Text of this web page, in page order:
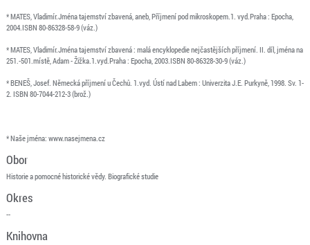
* MATES, Vladimír.Jména tajemství zbavená, aneb, Příjmení pod mikroskopem.1. vyd.Praha : Epocha,
2004.ISBN 80-86328-58-9 (váz.)
* MATES, Vladimír.Jména tajemství zbavená : malá encyklopedie nejčastějších příjmení. II. díl, jména na
251.-501.místě, Adam - Žižka.1.vyd.Praha : Epocha, 2003.ISBN 80-86328-30-9 (váz.)
* BENEŠ, Josef. Německá příjmení u Čechů. 1.vyd. Ústí nad Labem : Univerzita J.E. Purkyně, 1998. Sv. 1-
2. ISBN 80-7044-212-3 (brož.)
* Naše jména: www.nasejmena.cz
Obor
Historie a pomocné historické vědy. Biografické studie
Okres
--
Knihovna